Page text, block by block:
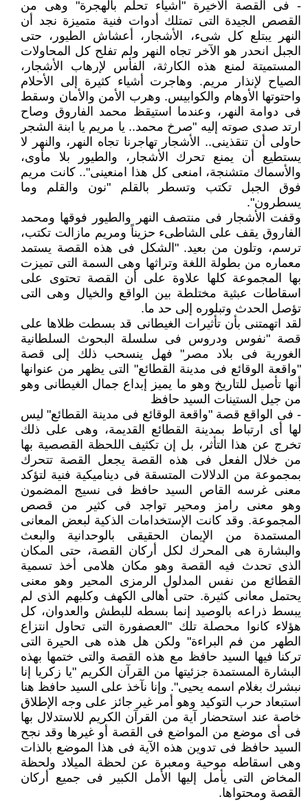
- فى القصة الأخيرة "أشياء تحلم بالهجرة" وهى من
القصص الجيدة التى تمتلك أدوات فنية متميزة نجد أن
النهر يبتلع كل شىء، الأشجار، أعشاش الطيور، حتى
الجبل انحدر هو الآخر تجاه النهر ولم تفلح كل المحاولات
المستميتة لمنع هذه الكارثة، الفأس لإرهاب الأشجار،
الصياح لإنذار مريم. وهاجرت أشياء كثيرة إلى الأحلام
واحتوتها الأوهام والكوابيس. وهرب الأمن والأمان وسقط
فى دوامة النهر، وعندما استيقظ محمد الفاروق وصاح
ارتد صدى صوته إليه "صرخ محمد.. يا مريم يا ابنة الشجر
حاولى أن تنقذينى.. الأشجار تهاجرنا تجاه النهر، والنهر لا
يستطيع أن يمنع تحرك الأشجار، والطيور بلا مأوى،
والأسماك متشنجة، امنعى كل هذا امنعينى".. كانت مريم
فوق الجبل تكتب وتسطر بالقلم "نون والقلم وما
يسطرون".
وقفت الأشجار فى منتصف النهر والطيور فوقها ومحمد
الفاروق يقف على الشاطىء حزيناً ومريم مازالت تكتب،
ترسم، وتلون من بعيد. "الشكل فى هذه القصة يستمد
معماره من بطولة اللغة وتراثها وهى السمة التى تميزت
بها المجموعة كلها علاوة على أن القصة تحتوى على
اسقاطات عبثية مختلطة بين الواقع والخيال وهى التى
تؤصل الحدث وتبلوره إلى حد ما.
لقد اتهمتنى بأن تأثيرات الغيطانى قد بسطت ظلاها على
قصة "نفوس ودروس فى سلسلة البحوث السلطانية
الغورية فى بلاد مصر" فهل ينسحب ذلك إلى قصة
"واقعة الوقائع فى مدينة القطائع" التى يظهر من عنوانها
أنها تأصيل للتاريخ وهو ما يميز إبداع جمال الغيطانى وهو
من جيل الستينات السيد حافظ
- فى الواقع قصة "واقعة الوقائع فى مدينة القطائع" ليس
لها أى ارتباط بمدينة القطائع القديمة، وهى على ذلك
تخرج عن هذا التأثر، بل إن تكثيف اللحظة القصصية بها
من خلال الفعل فى هذه القصة يجعل القصة تتحرك
بمجموعة من الدلالات المتسقة فى ديناميكية فنية لتؤكد
معنى غرسه القاص السيد حافظ فى نسيج المضمون
وهو معنى رامز ومحير تواجد فى كثير من قصص
المجموعة. وقد كانت الإستخدامات الذكية لبعض المعانى
المستمدة من الإيمان الحقيقى بالوحدانية والبعث
والبشارة هى المحرك لكل أركان القصة، حتى المكان
الذى تحدث فيه القصة وهو مكان هلامى أخذ تسمية
القطائع من نفس المدلول الرمزى المحير وهو معنى
يحتمل معانى كثيرة. حتى أهالى الكهف وكلبهم الذى لم
يبسط ذراعه بالوصيد إنما بسطه للبطش والعدوان، كل
هؤلاء كانوا محصلة تلك "العصفورة التى تحاول انتزاع
الطهر من فم البراءة" ولكن هل هذه هى الحيرة التى
تركنا فيها السيد حافظ مع هذه القصة والتى ختمها بهذه
البشارة المستمدة جزئيتها من القرآن الكريم "يا زكريا إنا
نبشرك بغلام اسمه يحيى". وإنا نآخذ على السيد حافظ هنا
استبعاد حرب التوكيد وهو أمر غير جائز على وجه الإطلاق
خاصة عند استحضار آية من القرآن الكريم للاستدلال بها
فى أى موضع من المواضع فى القصة أو غيرها وقد نجح
السيد حافظ فى تدوين هذه الآية فى هذا الموضع بالذات
وهى اسقاطه موحية ومعبرة عن لحظة الميلاد ولحظة
المخاض التى يأمل إليها الأمل الكبير فى جميع أركان
القصة ومحتواها.